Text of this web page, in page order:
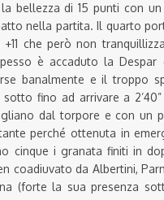
bellezza di 15 punti con
nella partita. Il quarto
che però non
è accaduto la
banalmente e il troppo
fino ad arrivare a
dal torpore e con un
perché ottenuta in
cinque i granata finiti in
coadiuvato da Albertini,
(forte la sua presenza